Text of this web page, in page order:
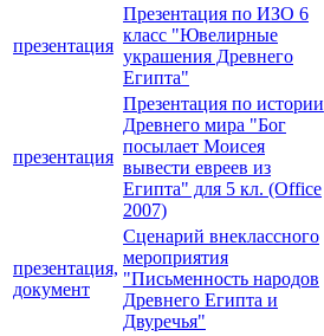
презентация
Презентация по ИЗО 6
класс "Ювелирные
украшения Древнего
Египта"
презентация
Презентация по истории
Древнего мира "Бог
посылает Моисея
вывести евреев из
Египта" для 5 кл. (Office
2007)
презентация,
документ
Сценарий внеклассного
мероприятия
"Письменность народов
Древнего Египта и
Двуречья"